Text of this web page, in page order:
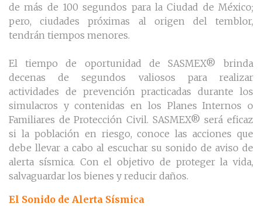
de más de 100 segundos para la Ciudad de México;
pero, ciudades próximas al origen del temblor,
tendrán tiempos menores.
El tiempo de oportunidad de SASMEX® brinda
decenas de segundos valiosos para realizar
actividades de prevención practicadas durante los
simulacros y contenidas en los Planes Internos o
Familiares de Protección Civil. SASMEX® será eficaz
si la población en riesgo, conoce las acciones que
debe llevar a cabo al escuchar su sonido de aviso de
alerta sísmica. Con el objetivo de proteger la vida,
salvaguardar los bienes y reducir daños.
El Sonido de Alerta Sísmica